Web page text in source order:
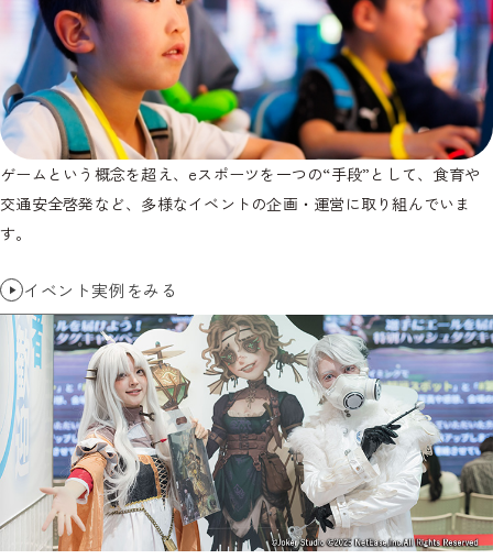
ゲームという概念を超え、eスポーツを一つの“手段”として、食育や
交通安全啓発など、多様なイベントの企画・運営に取り組んでいま
す。
イベント実例をみる